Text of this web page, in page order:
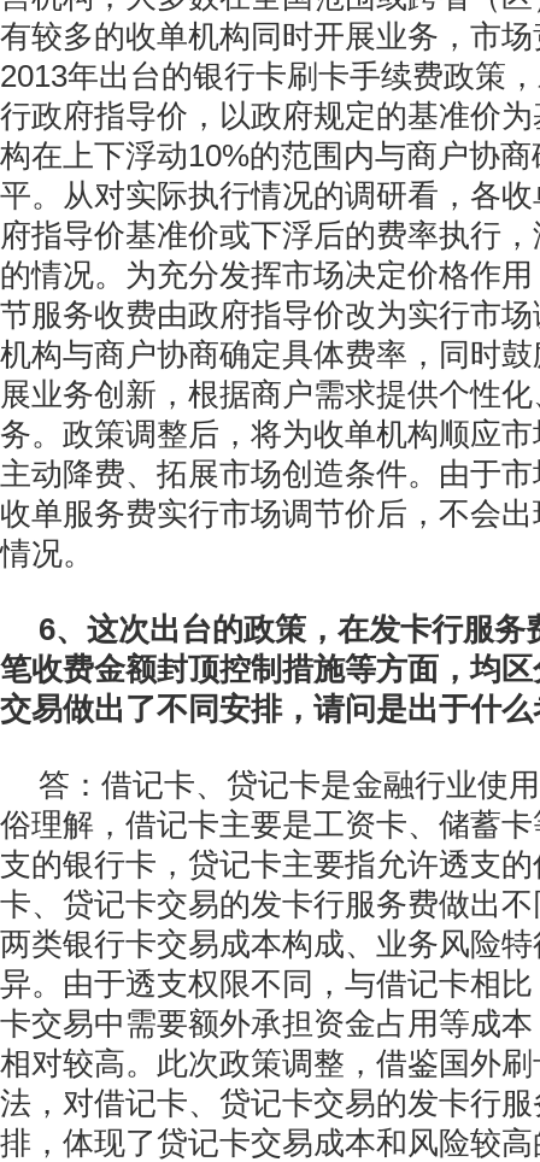
有较多的收单机构同时开展业务，市
2013年出台的银行卡刷卡手续费政策
行政府指导价，以政府规定的基准价
构在上下浮动10%的范围内与商户协
平。从对实际执行情况的调研看，各
府指导价基准价或下浮后的费率执行
的情况。为充分发挥市场决定价格作
节服务收费由政府指导价改为实行市
机构与商户协商确定具体费率，同时
展业务创新，根据商户需求提供个性
务。政策调整后，将为收单机构顺应
主动降费、拓展市场创造条件。由于
收单服务费实行市场调节价后，不会
情况。
6、这次出台的政策，在发卡行服务
笔收费金额封顶控制措施等方面，均
交易做出了不同安排，请问是出于什
答：借记卡、贷记卡是金融行业使
俗理解，借记卡主要是工资卡、储蓄
支的银行卡，贷记卡主要指允许透支
卡、贷记卡交易的发卡行服务费做出
两类银行卡交易成本构成、业务风险
异。由于透支权限不同，与借记卡相
卡交易中需要额外承担资金占用等成
相对较高。此次政策调整，借鉴国外
法，对借记卡、贷记卡交易的发卡行
排，体现了贷记卡交易成本和风险较